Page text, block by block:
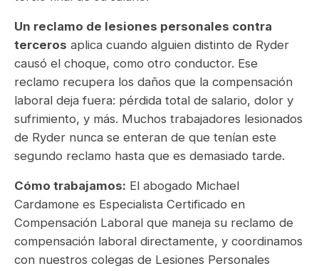
Un reclamo de lesiones personales contra
terceros aplica cuando alguien distinto de Ryder
causó el choque, como otro conductor. Ese
reclamo recupera los daños que la compensación
laboral deja fuera: pérdida total de salario, dolor y
sufrimiento, y más. Muchos trabajadores lesionados
de Ryder nunca se enteran de que tenían este
segundo reclamo hasta que es demasiado tarde.
Cómo trabajamos: El abogado Michael
Cardamone es Especialista Certificado en
Compensación Laboral que maneja su reclamo de
compensación laboral directamente, y coordinamos
con nuestros colegas de Lesiones Personales